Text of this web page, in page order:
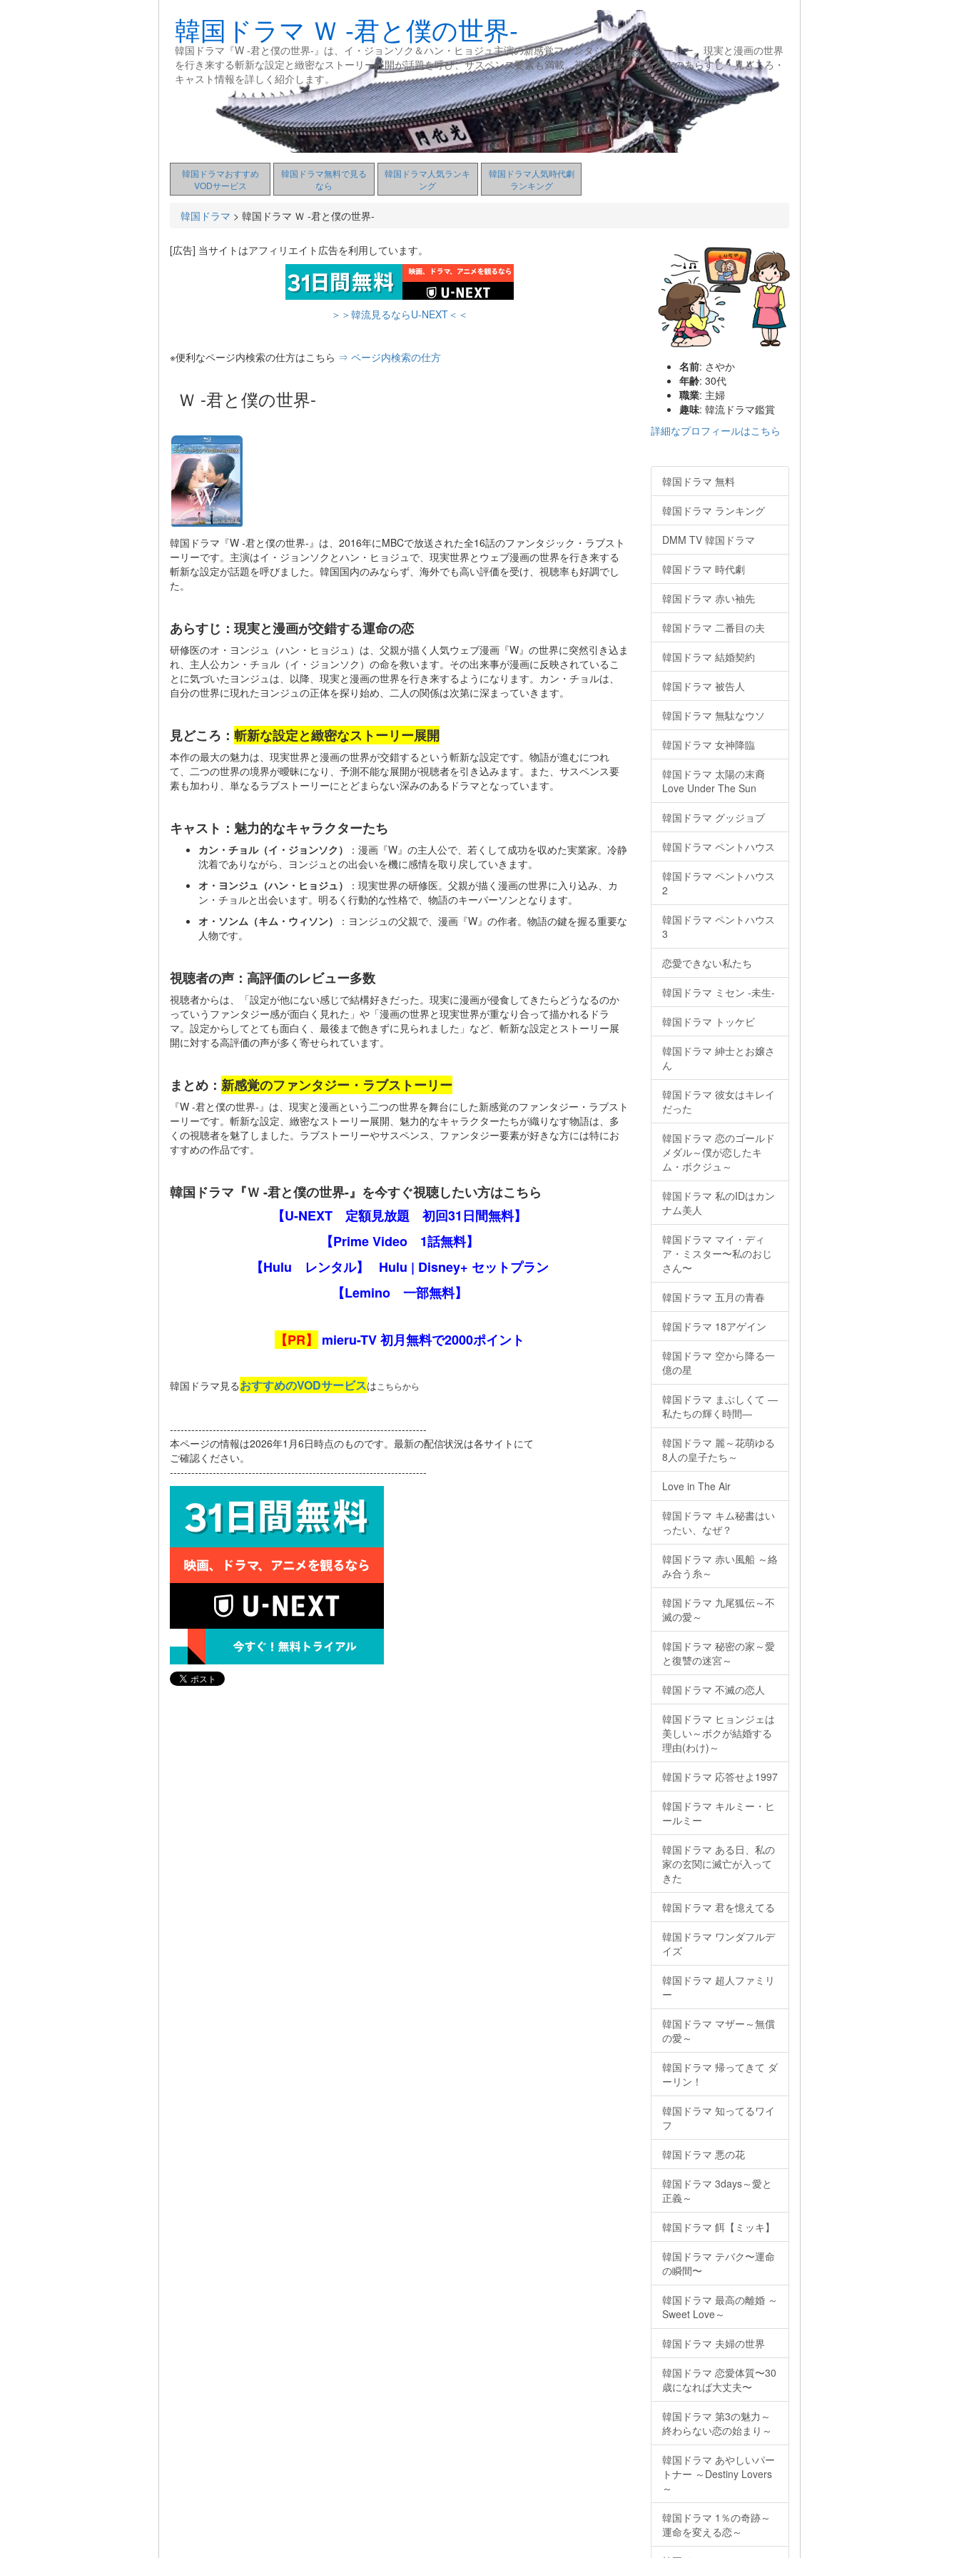
韓国ドラマ Ｗ -君と僕の世界-
韓国ドラマ『W -君と僕の世界-』は、イ・ジョンソク＆ハン・ヒョジュ主演の新感覚ファンタジー・ラブストーリー。現実と漫画の世界
を行き来する斬新な設定と緻密なストーリー展開が話題を呼び、サスペンス要素も満載。視聴者を魅了する本作のあらすじ・見どころ・
キャスト情報を詳しく紹介します。
韓国ドラマおすすめ
VODサービス
韓国ドラマ無料で見る
なら
韓国ドラマ人気ランキ
ング
韓国ドラマ人気時代劇
ランキング
韓国ドラマ > 韓国ドラマ Ｗ -君と僕の世界-
[広告] 当サイトはアフィリエイト広告を利用しています。
＞＞韓流見るならU-NEXT＜＜
※便利なページ内検索の仕方はこちら ⇒ ページ内検索の仕方
Ｗ -君と僕の世界-
韓国ドラマ『W -君と僕の世界-』は、2016年にMBCで放送された全16話のファンタジック・ラブスト
ーリーです。主演はイ・ジョンソクとハン・ヒョジュで、現実世界とウェブ漫画の世界を行き来する
斬新な設定が話題を呼びました。韓国国内のみならず、海外でも高い評価を受け、視聴率も好調でし
た。
あらすじ：現実と漫画が交錯する運命の恋
研修医のオ・ヨンジュ（ハン・ヒョジュ）は、父親が描く人気ウェブ漫画『W』の世界に突然引き込ま
れ、主人公カン・チョル（イ・ジョンソク）の命を救います。その出来事が漫画に反映されているこ
とに気づいたヨンジュは、以降、現実と漫画の世界を行き来するようになります。カン・チョルは、
自分の世界に現れたヨンジュの正体を探り始め、二人の関係は次第に深まっていきます。
見どころ： 斬新な設定と緻密なストーリー展開
本作の最大の魅力は、現実世界と漫画の世界が交錯するという斬新な設定です。物語が進むにつれ
て、二つの世界の境界が曖昧になり、予測不能な展開が視聴者を引き込みます。また、サスペンス要
素も加わり、単なるラブストーリーにとどまらない深みのあるドラマとなっています。
キャスト：魅力的なキャラクターたち
カン・チョル（イ・ジョンソク）
：漫画『W』の主人公で、若くして成功を収めた実業家。冷静
沈着でありながら、ヨンジュとの出会いを機に感情を取り戻していきます。
オ・ヨンジュ（ハン・ヒョジュ）
：現実世界の研修医。父親が描く漫画の世界に入り込み、カ
ン・チョルと出会います。明るく行動的な性格で、物語のキーパーソンとなります。
オ・ソンム（キム・ウィソン）
：ヨンジュの父親で、漫画『W』の作者。物語の鍵を握る重要な
人物です。
視聴者の声：高評価のレビュー多数
視聴者からは、「設定が他にない感じで結構好きだった。現実に漫画が侵食してきたらどうなるのか
っていうファンタジー感が面白く見れた」や「漫画の世界と現実世界が重なり合って描かれるドラ
マ。設定からしてとても面白く、最後まで飽きずに見られました」など、斬新な設定とストーリー展
開に対する高評価の声が多く寄せられています。
まとめ： 新感覚のファンタジー・ラブストーリー
『W -君と僕の世界-』は、現実と漫画という二つの世界を舞台にした新感覚のファンタジー・ラブスト
ーリーです。斬新な設定、緻密なストーリー展開、魅力的なキャラクターたちが織りなす物語は、多
くの視聴者を魅了しました。ラブストーリーやサスペンス、ファンタジー要素が好きな方には特にお
すすめの作品です。
韓国ドラマ『Ｗ -君と僕の世界-』を今すぐ視聴したい方はこちら
【U-NEXT 定額見放題 初回31日間無料】
【Prime Video 1話無料】
【Hulu レンタル】
Hulu | Disney+ セットプラン
【Lemino 一部無料】
【PR】 mieru-TV 初月無料で2000ポイント
韓国ドラマ見るおすすめのVODサービスは こちらから
------------------------------------------------------------------------
本ページの情報は2026年1月6日時点のものです。最新の配信状況は各サイトにて
ご確認ください。
------------------------------------------------------------------------
名前: さやか
年齢: 30代
職業: 主婦
趣味: 韓流ドラマ鑑賞
詳細なプロフィールはこちら
韓国ドラマ 無料
韓国ドラマ ランキング
DMM TV 韓国ドラマ
韓国ドラマ 時代劇
韓国ドラマ 赤い袖先
韓国ドラマ 二番目の夫
韓国ドラマ 結婚契約
韓国ドラマ 被告人
韓国ドラマ 無駄なウソ
韓国ドラマ 女神降臨
韓国ドラマ 太陽の末裔
Love Under The Sun
韓国ドラマ グッジョブ
韓国ドラマ ペントハウス
韓国ドラマ ペントハウス
2
韓国ドラマ ペントハウス
3
恋愛できない私たち
韓国ドラマ ミセン -未生-
韓国ドラマ トッケビ
韓国ドラマ 紳士とお嬢さ
ん
韓国ドラマ 彼女はキレイ
だった
韓国ドラマ 恋のゴールド
メダル～僕が恋したキ
ム・ボクジュ～
韓国ドラマ 私のIDはカン
ナム美人
韓国ドラマ マイ・ディ
ア・ミスター〜私のおじ
さん〜
韓国ドラマ 五月の青春
韓国ドラマ 18アゲイン
韓国ドラマ 空から降る一
億の星
韓国ドラマ まぶしくて ―
私たちの輝く時間―
韓国ドラマ 麗～花萌ゆる
8人の皇子たち～
Love in The Air
韓国ドラマ キム秘書はい
ったい、なぜ？
韓国ドラマ 赤い風船 ～絡
み合う糸～
韓国ドラマ 九尾狐伝～不
滅の愛～
韓国ドラマ 秘密の家～愛
と復讐の迷宮～
韓国ドラマ 不滅の恋人
韓国ドラマ ヒョンジェは
美しい～ボクが結婚する
理由(わけ)～
韓国ドラマ 応答せよ1997
韓国ドラマ キルミー・ヒ
ールミー
韓国ドラマ ある日、私の
家の玄関に滅亡が入って
きた
韓国ドラマ 君を憶えてる
韓国ドラマ ワンダフルデ
イズ
韓国ドラマ 超人ファミリ
ー
韓国ドラマ マザー～無償
の愛～
韓国ドラマ 帰ってきて ダ
ーリン！
韓国ドラマ 知ってるワイ
フ
韓国ドラマ 悪の花
韓国ドラマ 3days～愛と
正義～
韓国ドラマ 餌【ミッキ】
韓国ドラマ テバク〜運命
の瞬間〜
韓国ドラマ 最高の離婚 ～
Sweet Love～
韓国ドラマ 夫婦の世界
韓国ドラマ 恋愛体質〜30
歳になれば大丈夫〜
韓国ドラマ 第3の魅力～
終わらない恋の始まり～
韓国ドラマ あやしいパー
トナー ～Destiny Lovers
～
韓国ドラマ 1％の奇跡～
運命を変える恋～